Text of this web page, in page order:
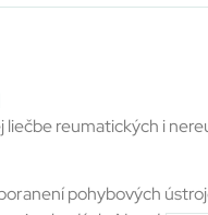
liečbe reumatických i
pohybových